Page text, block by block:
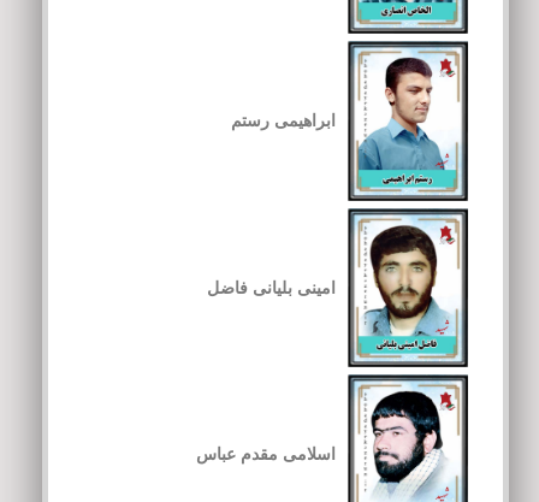
ابراهیمی رستم
امینی بلیانی فاضل
اسلامی مقدم عباس